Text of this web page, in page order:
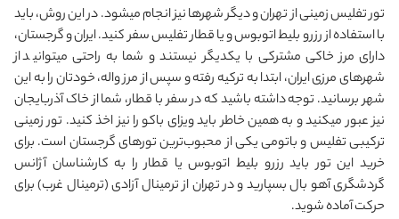
تور تفلیس زمینی از تهران و دیگر شهرها نیز انجام می‏شود. در این روش، باید
با استفاده از رزرو بلیط اتوبوس و یا قطار تفلیس سفر کنید. ایران و گرجستان،
دارای مرز خاکی مشترکی با یکدیگر نیستند و شما به راحتی می‎توانید از
شهرهای مرزی ایران، ابتدا به ترکیه رفته و سپس از مرز واله، خودتان را به این
شهر برسانید. توجه داشته باشید که در سفر با قطار، شما از خاک آذربایجان
نیز عبور می‎کنید و به همین خاطر باید ویزای باکو را نیز اخذ کنید. تور زمینی
ترکیبی تفلیس و باتومی یکی از محبوب‌ترین تورهای گرجستان است. برای
خرید این تور باید رزرو بلیط اتوبوس یا قطار را به کارشناسان آژانس
گردشگری آهو بال بسپارید و در تهران از ترمینال آزادی (ترمینال غرب) برای
حرکت آماده شوید.